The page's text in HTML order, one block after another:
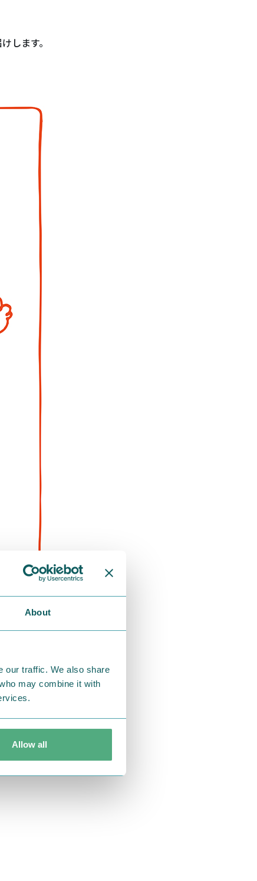
About
our traffic. We also share
may combine it with
Allow all
します。
日」と定
グ」の
品が多数